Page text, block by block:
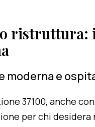
ristruttura:
moderna e
37100, anche con
per chi